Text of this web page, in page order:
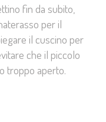
fin da subito,
per il
il cuscino per
che il piccolo
troppo aperto.